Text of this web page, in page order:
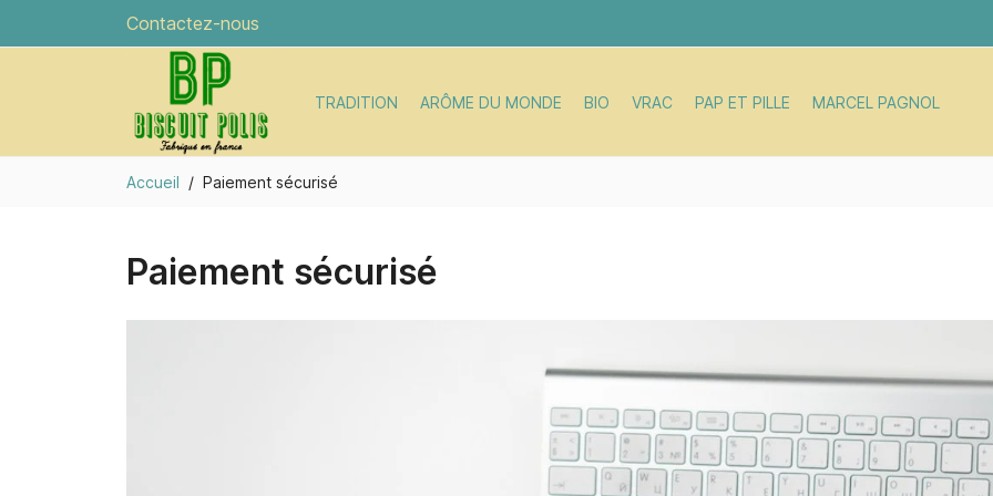
Contactez-nous
TRADITION ARÔME DU MONDE BIO VRAC PAP ET PILLE MARCEL PAGNOL
Accueil Paiement sécurisé
Paiement sécurisé